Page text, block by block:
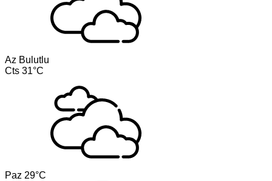
Az Bulutlu
Cts 31°C
Paz 29°C